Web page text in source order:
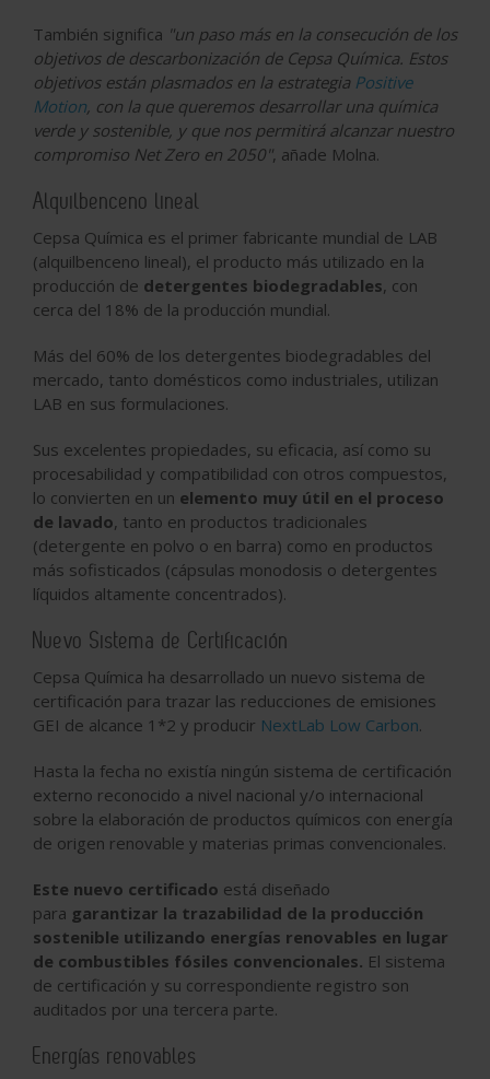
También significa "un paso más en la consecución de los
objetivos de descarbonización de Cepsa Química. Estos
objetivos están plasmados en la estrategia Positive
Motion, con la que queremos desarrollar una química
verde y sostenible, y que nos permitirá alcanzar nuestro
compromiso Net Zero en 2050", añade Molna.
Alquilbenceno lineal
Cepsa Química es el primer fabricante mundial de LAB
(alquilbenceno lineal), el producto más utilizado en la
producción de detergentes biodegradables, con
cerca del 18% de la producción mundial.
Más del 60% de los detergentes biodegradables del
mercado, tanto domésticos como industriales, utilizan
LAB en sus formulaciones.
Sus excelentes propiedades, su eficacia, así como su
procesabilidad y compatibilidad con otros compuestos,
lo convierten en un elemento muy útil en el proceso
de lavado, tanto en productos tradicionales
(detergente en polvo o en barra) como en productos
más sofisticados (cápsulas monodosis o detergentes
líquidos altamente concentrados).
Nuevo Sistema de Certificación
Cepsa Química ha desarrollado un nuevo sistema de
certificación para trazar las reducciones de emisiones
GEI de alcance 1*2 y producir NextLab Low Carbon.
Hasta la fecha no existía ningún sistema de certificación
externo reconocido a nivel nacional y/o internacional
sobre la elaboración de productos químicos con energía
de origen renovable y materias primas convencionales.
Este nuevo certificado está diseñado
para garantizar la trazabilidad de la producción
sostenible utilizando energías renovables en lugar
de combustibles fósiles convencionales. El sistema
de certificación y su correspondiente registro son
auditados por una tercera parte.
Energías renovables